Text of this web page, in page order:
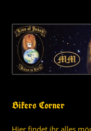
Bikers Corner